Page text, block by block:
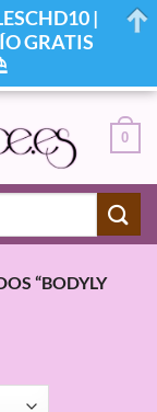
0
“BODYLY
|
GRATIS